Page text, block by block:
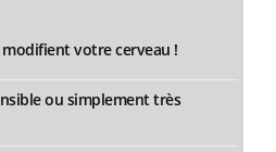
votre cerveau !
ou simplement très